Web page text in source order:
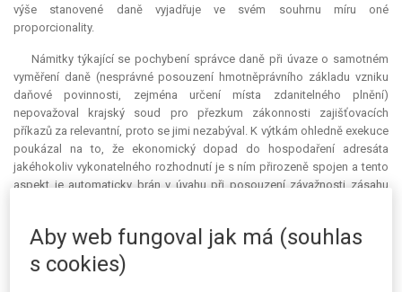
výše stanovené daně vyjadřuje ve svém souhrnu míru oné
proporcionality.
Námitky týkající se pochybení správce daně při úvaze o samotném
vyměření daně (nesprávné posouzení hmotněprávního základu vzniku
daňové povinnosti, zejména určení místa zdanitelného plnění)
nepovažoval krajský soud pro přezkum zákonnosti zajišťovacích
příkazů zarelevantní, proto se jimi nezabýval. K výtkám ohledně exekuce
poukázal na to, že ekonomický dopad do hospodaření adresáta
jakéhokoliv vykonatelného rozhodnutí je s ním přirozeně spojen a tento
aspekt je automaticky brán v úvahu při posouzení závažnosti zásahu
unie považoval za nepřiléhavou. Ostatním žalobním námitkám
nepřisvědčil.
Aby web fungoval jak má (souhlas
s cookies)